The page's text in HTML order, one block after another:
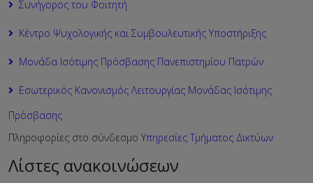
Συνήγορος του Φοιτητή
Κέντρο Ψυχολογικής και Συμβουλευτικής Υποστήριξης
Μονάδα Ισότιμης Πρόσβασης Πανεπιστημίου Πατρών
Εσωτερικός Κανονισμός Λειτουργίας Μονάδας Ισότιμης
Πρόσβασης
Πληροφορίες στο σύνδεσμο Υπηρεσίες Τμήματος Δικτύων
Λίστες ανακοινώσεων